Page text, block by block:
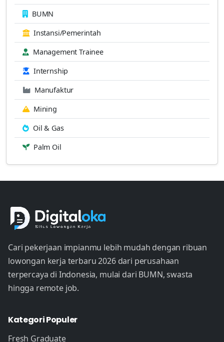
BUMN
Instansi/Pemerintah
Management Trainee
Internship
Manufaktur
Mining
Oil & Gas
Palm Oil
Cari pekerjaan impianmu lebih mudah dengan ribuan
lowongan kerja terbaru 2026 dari perusahaan
terpercaya di Indonesia, mulai dari BUMN, swasta
hingga remote job.
Kategori Populer
Fresh Graduate